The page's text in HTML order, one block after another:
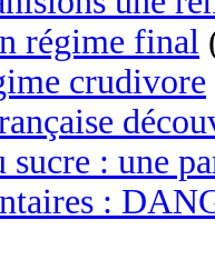
régime final
crudivore
sucre : une
: